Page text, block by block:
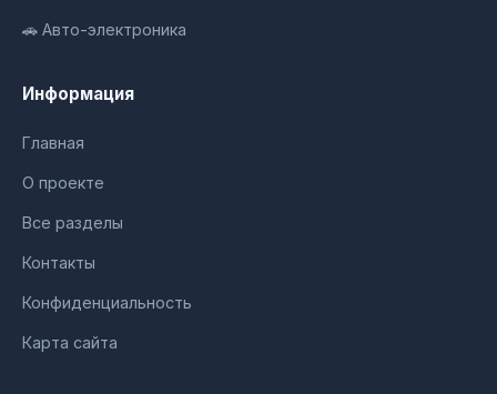
🚗 Авто-электроника
Информация
Главная
О проекте
Все разделы
Контакты
Конфиденциальность
Карта сайта